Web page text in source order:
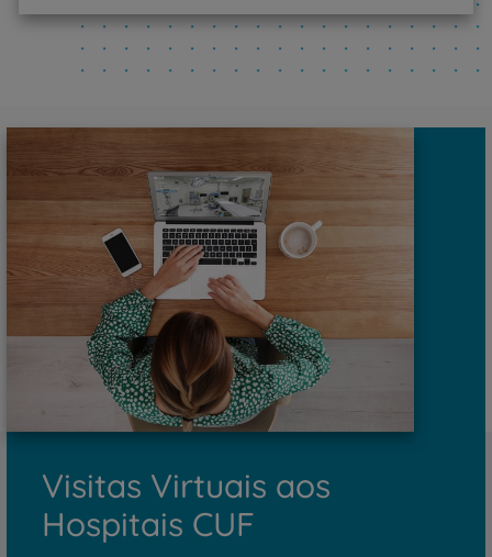
Visitas Virtuais aos
Hospitais CUF